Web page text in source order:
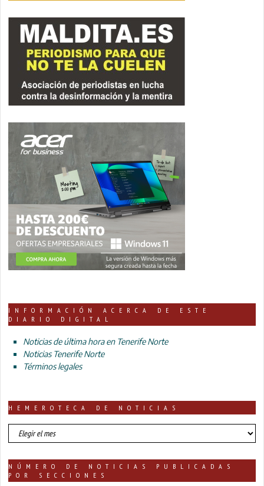
INFORMACIÓN ACERCA DE ESTE
DIARIO DIGITAL
Noticias de última hora en Tenerife Norte
Noticias Tenerife Norte
Términos legales
HEMEROTECA DE NOTICIAS
HEMEROTECA
DE
NÚMERO DE NOTICIAS PUBLICADAS
POR SECCIONES